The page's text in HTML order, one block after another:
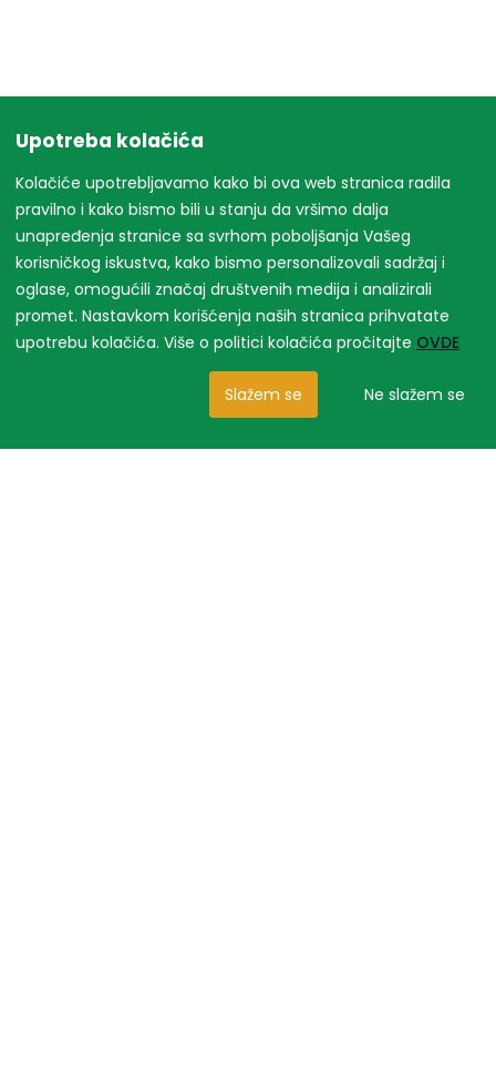
Upotreba kolačića
Kolačiće upotrebljavamo kako bi ova web stranica radila
pravilno i kako bismo bili u stanju da vršimo dalja
unapređenja stranice sa svrhom poboljšanja Vašeg
korisničkog iskustva, kako bismo personalizovali sadržaj i
oglase, omogućili značaj društvenih medija i analizirali
promet. Nastavkom korišćenja naših stranica prihvatate
upotrebu kolačića. Više o politici kolačića pročitajte OVDE
Slažem se Ne slažem se